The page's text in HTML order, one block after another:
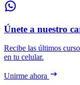
Únete a nuestro
Recibe las últimos
en tu celular.
Unirme ahora